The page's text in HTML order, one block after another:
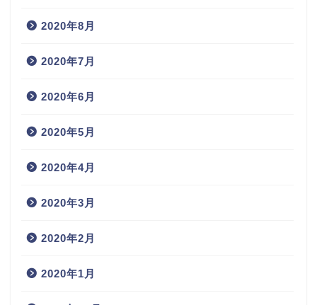
2020年8月
2020年7月
2020年6月
2020年5月
2020年4月
2020年3月
2020年2月
2020年1月